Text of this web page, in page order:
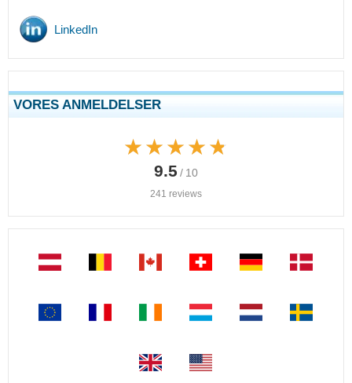
LinkedIn
VORES ANMELDELSER
★★★★★
★★★★★
9.5 / 10
241 reviews